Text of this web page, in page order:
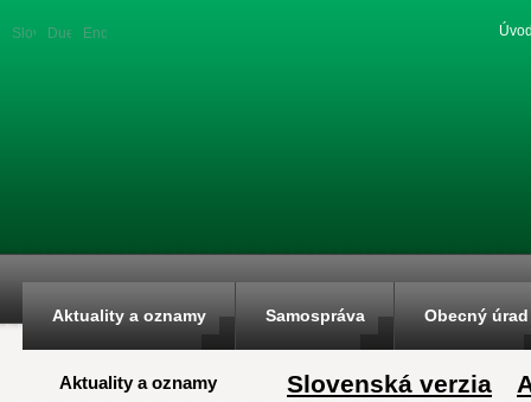
SlovenskáDuetsche
English
Aktuality a oznamy Samospráva Obecný úrad
Aktuality a oznamy Slovenská verzia